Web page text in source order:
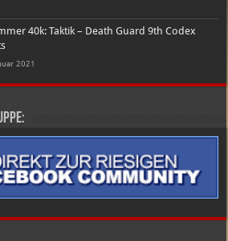
40k: Taktik – Death Guard 9th Codex
2021